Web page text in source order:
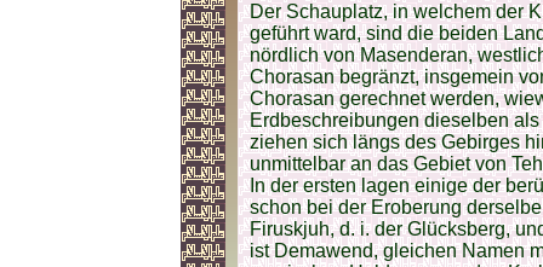
Der Schauplatz, in welchem der
geführt ward, sind die beiden
nördlich von Masenderan,
Chorasan begränzt, insgemein
Chorasan gerechnet werden,
Erdbeschreibungen dieselben
ziehen sich längs des Gebirges
unmittelbar an das Gebiet von
In der ersten lagen einige der
schon bei der Eroberung
Firuskjuh, d. i. der Glücksberg,
ist Demawend, gleichen Namen